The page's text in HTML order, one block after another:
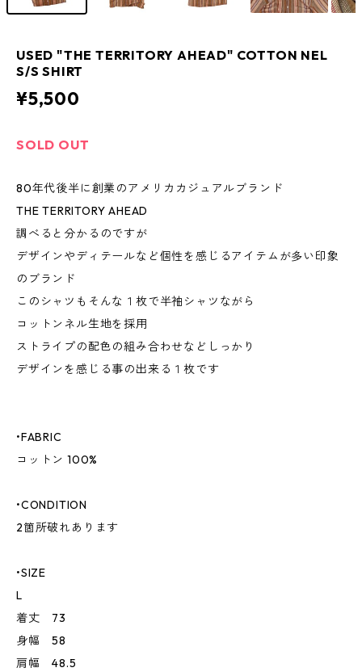
USED "THE TERRITORY AHEAD" COTTON NEL
S/S SHIRT
¥5,500
SOLD OUT
80年代後半に創業のアメリカカジュアルブランド
THE TERRITORY AHEAD
調べると分かるのですが
デザインやディテールなど個性を感じるアイテムが多い印象
のブランド
このシャツもそんな１枚で半袖シャツながら
コットンネル生地を採用
ストライプの配色の組み合わせなどしっかり
デザインを感じる事の出来る１枚です
•FABRIC
コットン 100%
•CONDITION
2箇所破れあります
•SIZE
L
着丈 73
身幅 58
肩幅 48.5